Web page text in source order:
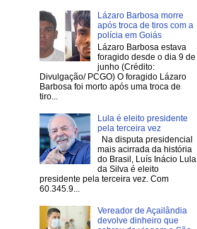
Lázaro Barbosa morre
após troca de tiros com a
polícia em Goiás
Lázaro Barbosa estava
foragido desde o dia 9 de
junho (Crédito:
Divulgação/ PCGO) O foragido Lázaro
Barbosa foi morto após uma troca de
tiro...
Lula é eleito presidente
pela terceira vez
Na disputa presidencial
mais acirrada da história
do Brasil, Luís Inácio Lula
da Silva é eleito
presidente pela terceira vez. Com
60.345.9...
Vereador de Açailândia
devolve dinheiro que